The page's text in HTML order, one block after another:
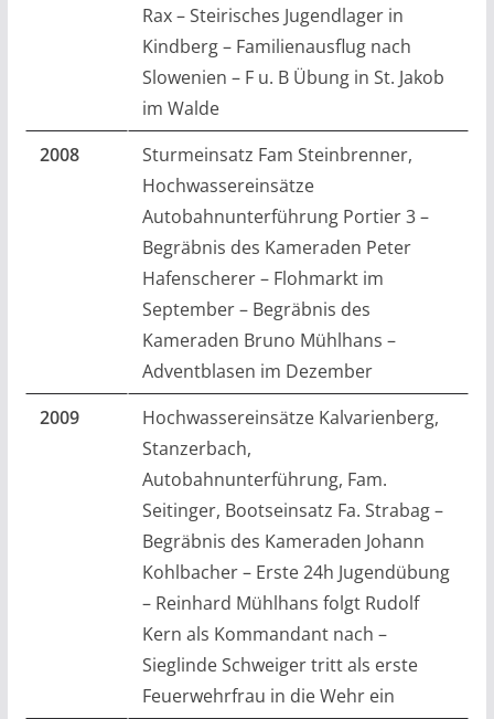
Rax – Steirisches Jugendlager in
Kindberg – Familienausflug nach
Slowenien – F u. B Übung in St. Jakob
im Walde
2008
Sturmeinsatz Fam Steinbrenner,
Hochwassereinsätze
Autobahnunterführung Portier 3 –
Begräbnis des Kameraden Peter
Hafenscherer – Flohmarkt im
September – Begräbnis des
Kameraden Bruno Mühlhans –
Adventblasen im Dezember
2009
Hochwassereinsätze Kalvarienberg,
Stanzerbach,
Autobahnunterführung, Fam.
Seitinger, Bootseinsatz Fa. Strabag –
Begräbnis des Kameraden Johann
Kohlbacher – Erste 24h Jugendübung
– Reinhard Mühlhans folgt Rudolf
Kern als Kommandant nach –
Sieglinde Schweiger tritt als erste
Feuerwehrfrau in die Wehr ein